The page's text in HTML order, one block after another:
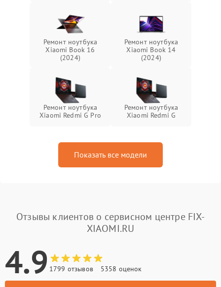
Ремонт ноутбука
Xiaomi Book 16
(2024)
Ремонт ноутбука
Xiaomi Book 14
(2024)
Ремонт ноутбука
Xiaomi Redmi G Pro
Ремонт ноутбука
Xiaomi Redmi G
Показать все модели
Отзывы клиентов о сервисном центре FIX-
XIAOMI.RU
4.9 1799 отзывов 5358 оценок